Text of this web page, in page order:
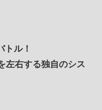
トル！
左右する独自のシス